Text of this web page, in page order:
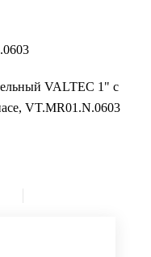
VALTEC 1" с
VT.MR01.N.0603